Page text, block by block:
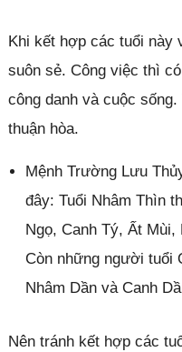
Khi kết hợp các tuổi này
suôn sẻ. Công việc thì
công danh và cuộc
thuận hòa.
Mệnh Trường Lưu
đây: Tuổi Nhâm Thìn
Ngọ, Canh Tý, Ất
Còn những người tuổi
Nhâm Dần và Canh
Nên tránh kết hợp các